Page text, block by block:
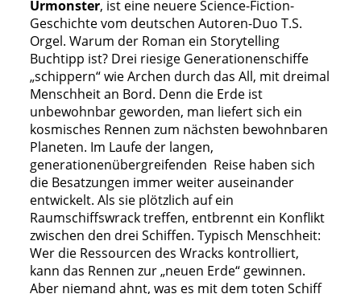
Urmonster, ist eine neuere Science-Fiction-
Geschichte vom deutschen Autoren-Duo T.S.
Orgel. Warum der Roman ein Storytelling
Buchtipp ist? Drei riesige Generationenschiffe
„schippern“ wie Archen durch das All, mit dreimal
Menschheit an Bord. Denn die Erde ist
unbewohnbar geworden, man liefert sich ein
kosmisches Rennen zum nächsten bewohnbaren
Planeten. Im Laufe der langen,
generationenübergreifenden Reise haben sich
die Besatzungen immer weiter auseinander
entwickelt. Als sie plötzlich auf ein
Raumschiffswrack treffen, entbrennt ein Konflikt
zwischen den drei Schiffen. Typisch Menschheit:
Wer die Ressourcen des Wracks kontrolliert,
kann das Rennen zur „neuen Erde“ gewinnen.
Aber niemand ahnt, was es mit dem toten Schiff